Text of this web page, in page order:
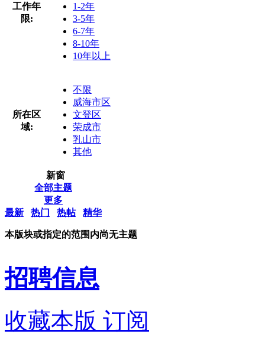
工作年
限:
1-2年
3-5年
6-7年
8-10年
10年以上
所在区
域:
不限
威海市区
文登区
荣成市
乳山市
其他
新窗
全部主题
更多
最新
热门 热帖 精华
本版块或指定的范围内尚无主题
招聘信息
收藏本版 订阅